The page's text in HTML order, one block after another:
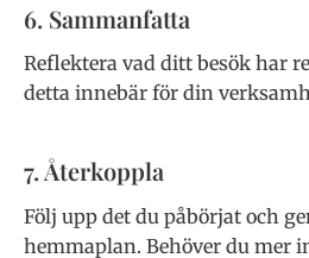
6. Sammanfatta
Reflektera vad ditt besök har
detta innebär för din
7. Återkoppla
Följ upp det du påbörjat och
hemmaplan. Behöver du mer